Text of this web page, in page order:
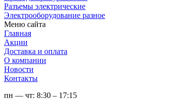
Разъемы электрические
Электрооборудование разное
Меню сайта
Главная
Акции
Доставка и оплата
О компании
Новости
Контакты
пн — чт: 8:30 – 17:15